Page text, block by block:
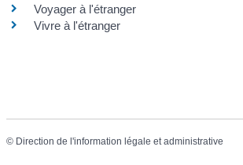
Voyager à l'étranger
Vivre à l'étranger
© Direction de l'information légale et administrative